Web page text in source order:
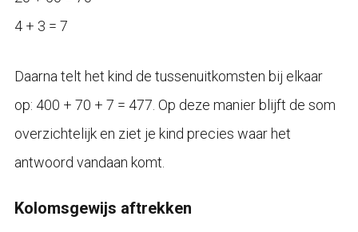
4 + 3 = 7
Daarna telt het kind de tussenuitkomsten bij elkaar
op: 400 + 70 + 7 = 477. Op deze manier blijft de som
overzichtelijk en ziet je kind precies waar het
antwoord vandaan komt.
Kolomsgewijs aftrekken